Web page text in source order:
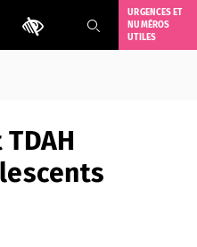
Outils d'accessibilité
URGENCES ET
NUMÉROS
UTILES